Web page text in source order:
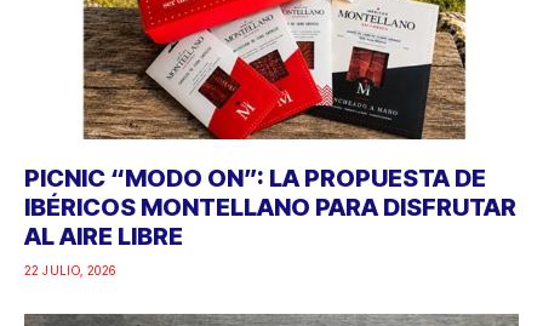
PICNIC “MODO ON”: LA PROPUESTA DE
IBÉRICOS MONTELLANO PARA DISFRUTAR
AL AIRE LIBRE
22 JULIO, 2026